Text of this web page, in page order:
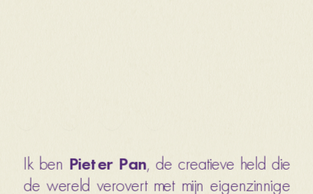
Ik ben Pieter Pan, de creatieve held die